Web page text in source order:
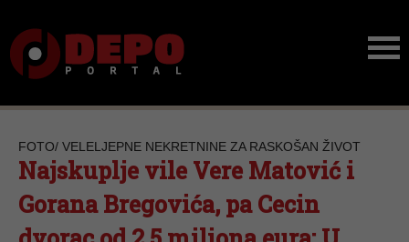
FOTO/ VELELJEPNE NEKRETNINE ZA RASKOŠAN ŽIVOT
Najskuplje vile Vere Matović i
Gorana Bregovića, pa Cecin